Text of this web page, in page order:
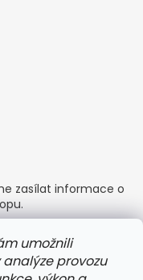
umožnili
provozu
zasílat informace o
ochrany